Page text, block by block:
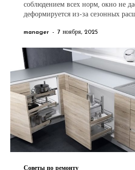
соблюдением всех норм, окно не
деформируется из-за сезонных
manager - 7 ноября, 2025
Советы по ремонту